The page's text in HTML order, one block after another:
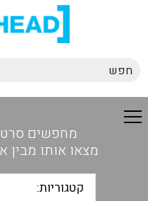
מחפשים
מצאו אותו